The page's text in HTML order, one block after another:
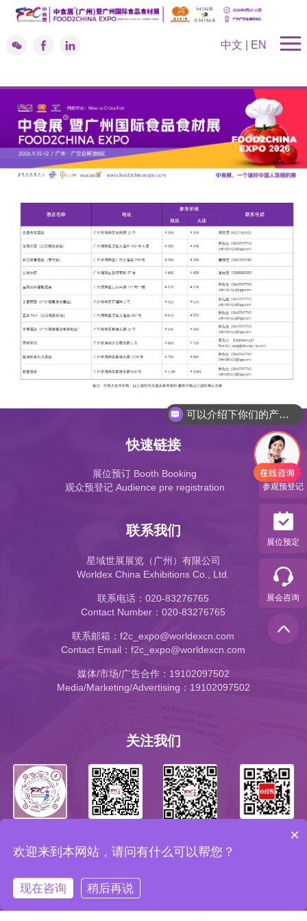
中文 EN
快速链接
展位预订 Booth Booking
观众预登记 Audience pre registration
联系我们
星域世展展览（广州）有限公司
Worldex China Exhibitions Co., Ltd.
联系电话：020-83276765
Contact Number：020-83276765
联系邮箱：f2c_expo@worldexcn.com
Contact Email：f2c_expo@worldexcn.com
媒体/市场/广告合作：19102097502
Media/Marketing/Advertising：19102097502
关注我们
贸易中心西翼2106单元
参观预登记
展位预定
展会咨询
可以介绍下你们的产品么
×
欢迎来到本网站，请问有什么可以帮您？
现在咨询 稍后再说